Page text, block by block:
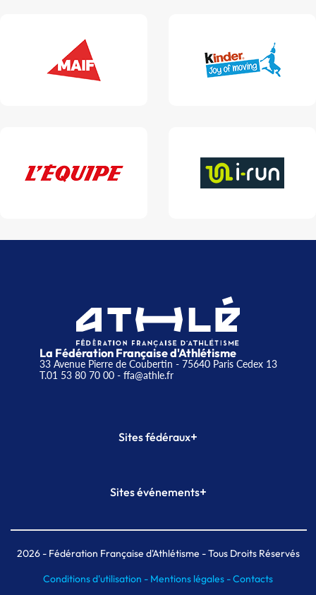
La Fédération Française d'Athlétisme
33 Avenue Pierre de Coubertin - 75640 Paris Cedex 13
T.01 53 80 70 00- ffa@athle.fr
Sites fédéraux+
Plateforme Formation
Sites événements+
Meeting de Paris indoor
MAIF Ekiden de Paris
2026- Fédération Française d'Athlétisme - Tous Droits Réservés
Conditions d'utilisation - Mentions légales -Contacts